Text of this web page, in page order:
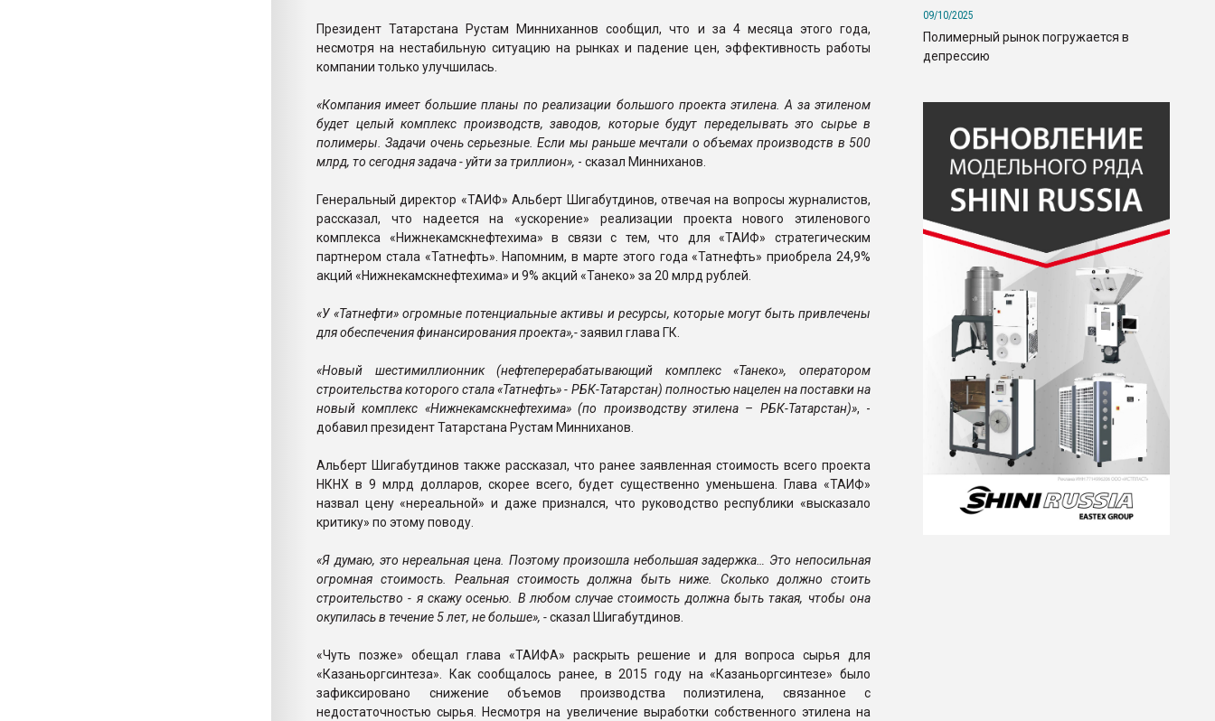
Президент Татарстана Рустам Минниханнов сообщил, что и за 4 месяца этого года,
несмотря на нестабильную ситуацию на рынках и падение цен, эффективность работы
компании только улучшилась.
«Компания имеет большие планы по реализации большого проекта этилена. А за этиленом
будет целый комплекс производств, заводов, которые будут переделывать это сырье в
полимеры. Задачи очень серьезные. Если мы раньше мечтали о объемах производств в 500
млрд, то сегодня задача - уйти за триллион», - сказал Минниханов.
Генеральный директор «ТАИФ» Альберт Шигабутдинов, отвечая на вопросы журналистов,
рассказал, что надеется на «ускорение» реализации проекта нового этиленового
комплекса «Нижнекамскнефтехима» в связи с тем, что для «ТАИФ» стратегическим
партнером стала «Татнефть». Напомним, в марте этого года «Татнефть» приобрела 24,9%
акций «Нижнекамскнефтехима» и 9% акций «Танеко» за 20 млрд рублей.
«У «Татнефти» огромные потенциальные активы и ресурсы, которые могут быть привлечены
для обеспечения финансирования проекта»,-заявил глава ГК.
«Новый шестимиллионник (нефтеперерабатывающий комплекс «Танеко», оператором
строительства которого стала «Татнефть» - РБК-Татарстан) полностью нацелен на поставки на
новый комплекс «Нижнекамскнефтехима» (по производству этилена – РБК-Татарстан)», -
добавил президент Татарстана Рустам Минниханов.
Альберт Шигабутдинов также рассказал, что ранее заявленная стоимость всего проекта
НКНХ в 9 млрд долларов, скорее всего, будет существенно уменьшена. Глава «ТАИФ»
назвал цену «нереальной» и даже признался, что руководство республики «высказало
критику» по этому поводу.
«Я думаю, это нереальная цена. Поэтому произошла небольшая задержка… Это непосильная
огромная стоимость. Реальная стоимость должна быть ниже. Сколько должно стоить
строительство - я скажу осенью. В любом случае стоимость должна быть такая, чтобы она
окупилась в течение 5 лет, не больше», -сказал Шигабутдинов.
«Чуть позже» обещал глава «ТАИФА» раскрыть решение и для вопроса сырья для
«Казаньоргсинтеза». Как сообщалось ранее, в 2015 году на «Казаньоргсинтезе» было
зафиксировано снижение объемов производства полиэтилена, связанное с
недостаточностью сырья. Несмотря на увеличение выработки собственного этилена на
09/10/2025
Полимерный рынок погружается в
депрессию